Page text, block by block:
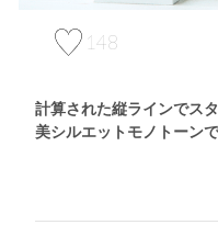
148
計算された縦ラインでス
美シルエットモノトーン